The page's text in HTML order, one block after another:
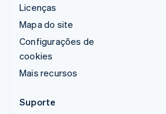
Licenças
Mapa do site
Configurações de
cookies
Mais recursos
Suporte